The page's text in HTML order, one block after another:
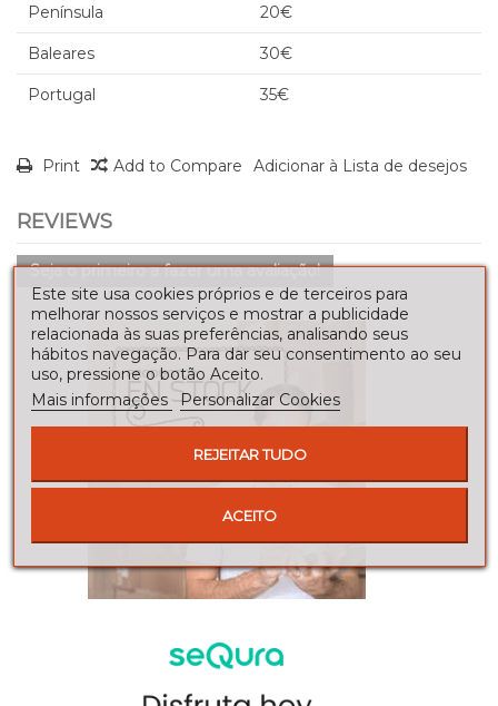
Península 20€
Baleares 30€
Portugal 35€
Print Add to Compare Adicionar à Lista de desejos
REVIEWS
Seja o primeiro a fazer uma avaliação!
Este site usa cookies próprios e de terceiros para
melhorar nossos serviços e mostrar a publicidade
relacionada às suas preferências, analisando seus
hábitos navegação. Para dar seu consentimento ao seu
uso, pressione o botão Aceito.
Mais informações Personalizar Cookies
REJEITAR TUDO
ACEITO